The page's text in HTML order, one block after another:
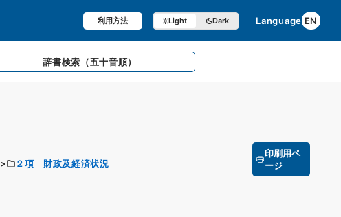
利用方法 Light Dark Language EN
辞書検索 （五十音順）
２項 財政及経済状況
印刷用ペ
ージ